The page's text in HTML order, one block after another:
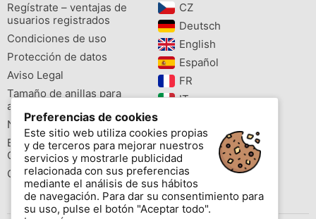
Regístrate – ventajas de
usuarios registrados
Condiciones de uso
Protección de datos
Aviso Legal
Tamaño de anillas para
aves
Newsletter
Buscador de especies
Cites
Colores de las anillas
CZ‎
Deutsch‎
English‎
Español‎
FR‎
IT‎
PL‎
PT‎
Preferencias de cookies
Este sitio web utiliza cookies propias
y de terceros para mejorar nuestros
servicios y mostrarle publicidad
relacionada con sus preferencias
mediante el análisis de sus hábitos
de navegación. Para dar su consentimiento para
su uso, pulse el botón "Aceptar todo".